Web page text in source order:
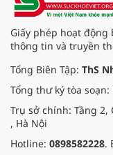
Giấy phép hoạt động
thông tin và truyền
Tổng Biên Tập: ThS
Tổng thư ký tòa soạn:
Trụ sở chính: Tầng 2,
, Hà Nội
Hotline: 0898582228.